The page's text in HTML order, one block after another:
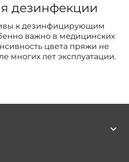
дезинфекции
к дезинфицирующим
важно в медицинских
цвета пряжи не
многих лет эксплуатации.